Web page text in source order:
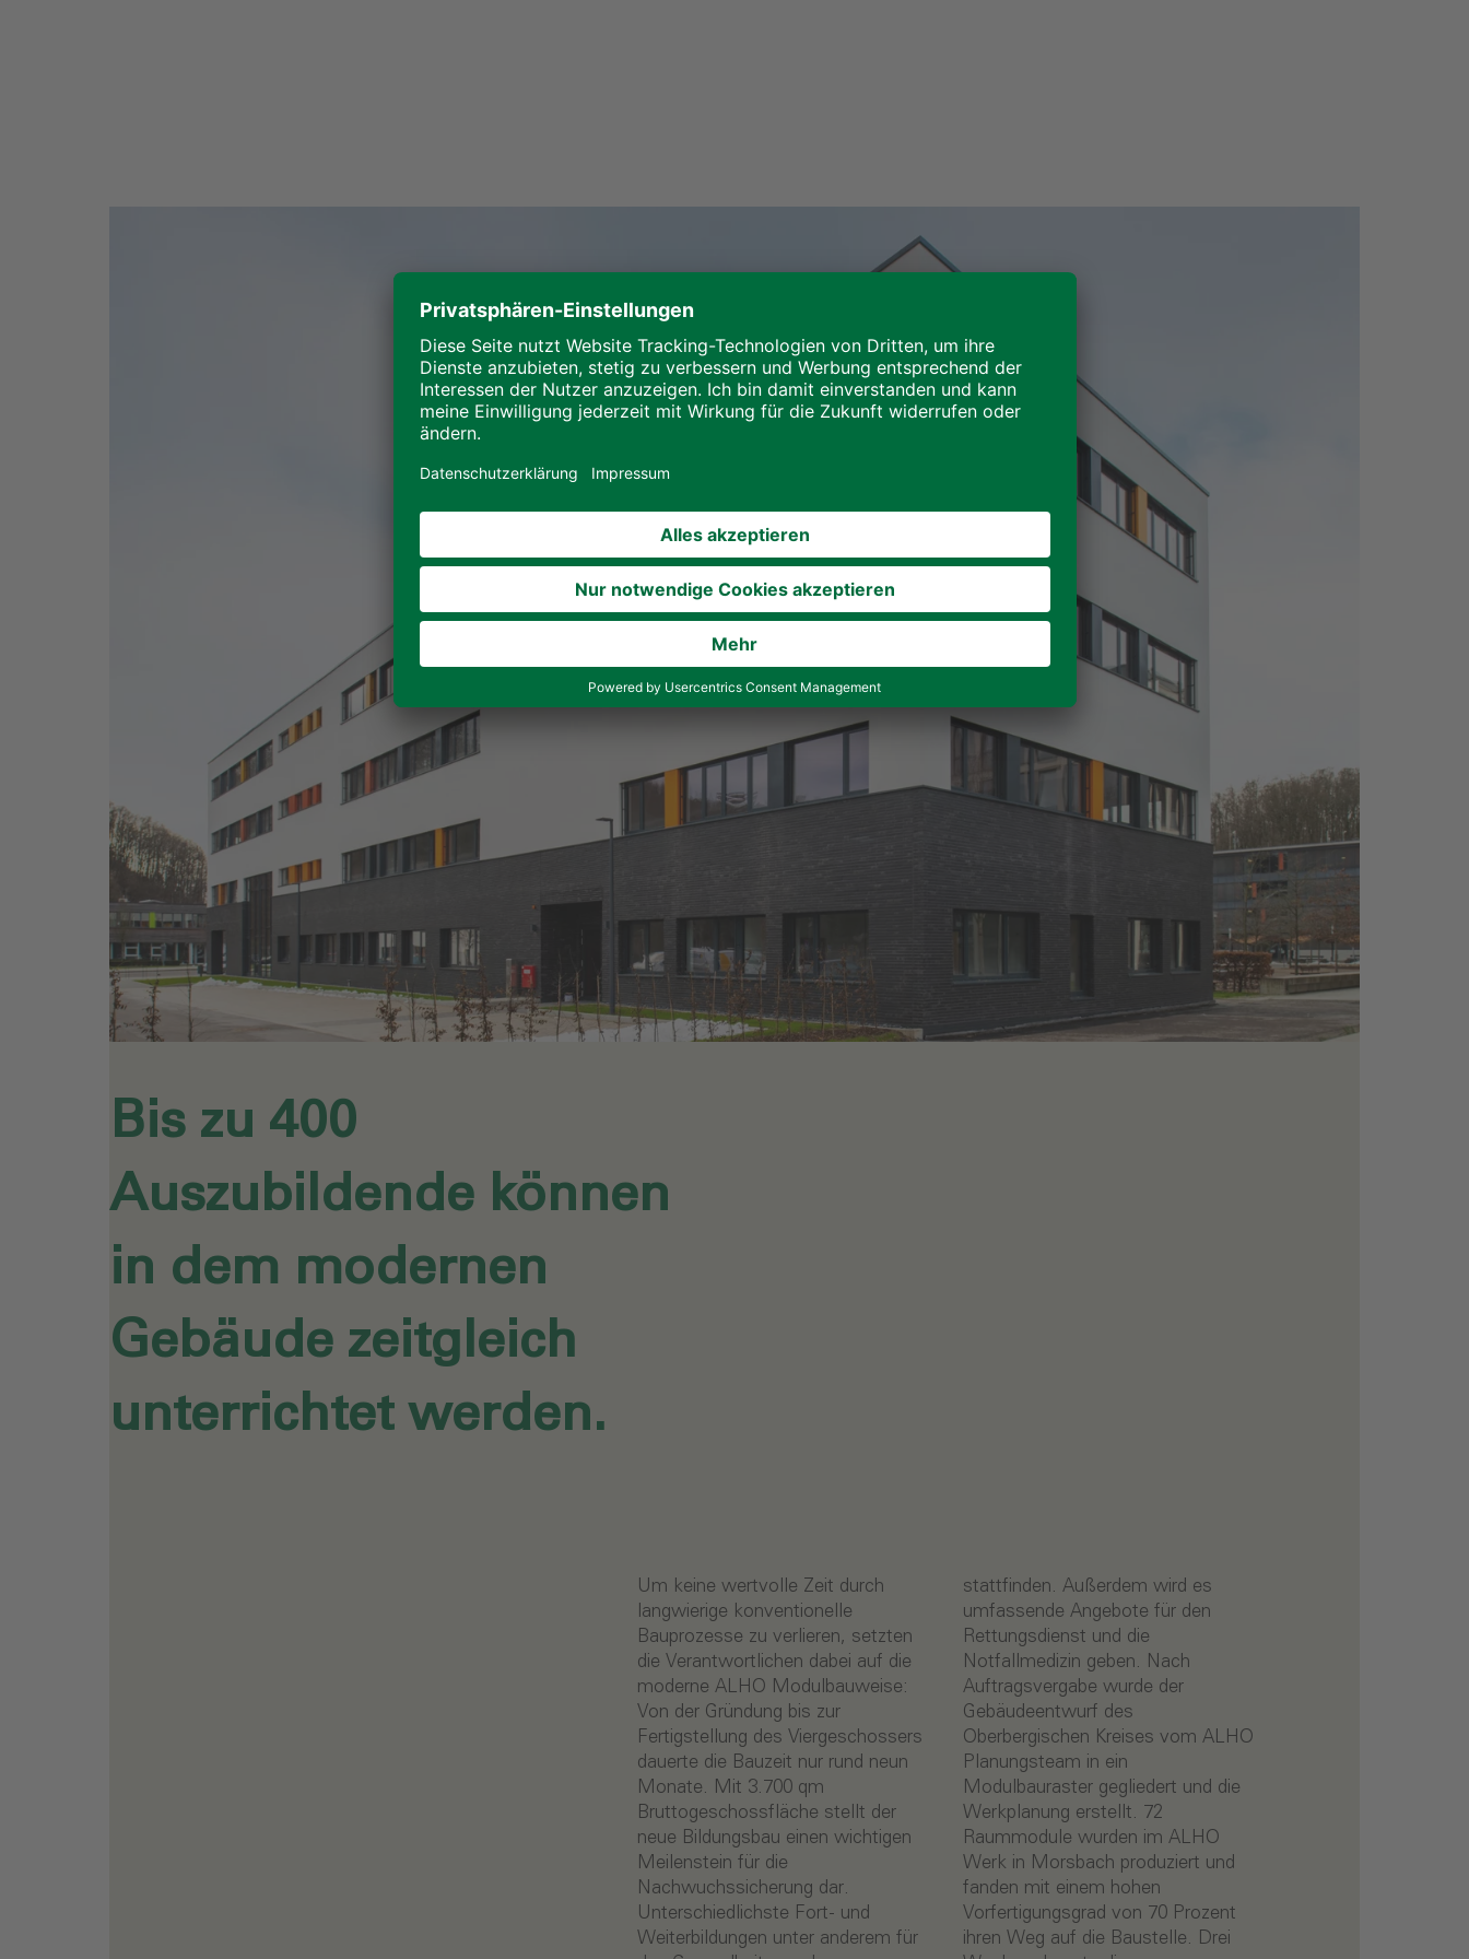
Bis zu 400
Auszubildende können
in dem modernen
Gebäude zeitgleich
unterrichtet werden.
Um keine wertvolle Zeit durch
langwierige konventionelle
Bauprozesse zu verlieren, setzten
die Verantwortlichen dabei auf die
moderne ALHO Modulbauweise:
Von der Gründung bis zur
Fertigstellung des Viergeschossers
dauerte die Bauzeit nur rund neun
Monate. Mit 3.700 qm
Bruttogeschossfläche stellt der
neue Bildungsbau einen wichtigen
Meilenstein für die
Nachwuchssicherung dar.
Unterschiedlichste Fort- und
Weiterbildungen unter anderem für
stattfinden. Außerdem wird es
umfassende Angebote für den
Rettungsdienst und die
Notfallmedizin geben. Nach
Auftragsvergabe wurde der
Gebäudeentwurf des
Oberbergischen Kreises vom ALHO
Planungsteam in ein
Modulbauraster gegliedert und die
Werkplanung erstellt. 72
Raummodule wurden im ALHO
Werk in Morsbach produziert und
fanden mit einem hohen
Vorfertigungsgrad von 70 Prozent
ihren Weg auf die Baustelle. Drei